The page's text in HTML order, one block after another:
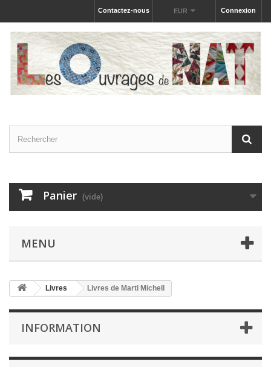
Connexion
EUR
Contactez-nous
Panier (vide)
MENU
Livres Livres de Marti Michell
INFORMATION